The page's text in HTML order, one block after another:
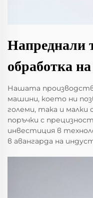
Напреднали
обработка
Нашата
машини, което ни
големи, така и малки
поръчки с
инвестиция в
в авангарда на